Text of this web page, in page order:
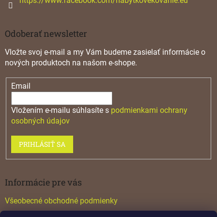
u
Odoberať newsletter
Vložte svoj e-mail a my Vám budeme zasielať informácie o
nových produktoch na našom e-shope.
Email
Vložením e-mailu súhlasíte s podmienkami ochrany
osobných údajov
PRIHLÁSIŤ SA
Informácie pre vás
Všeobecné obchodné podmienky